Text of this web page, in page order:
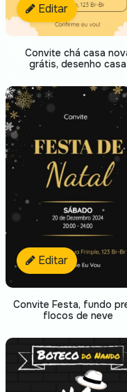
Editar
Convite chá casa
grátis, desenho casa
Editar
Convite Festa, fundo
flocos de neve